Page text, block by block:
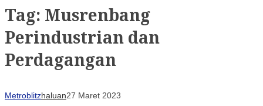
Tag: Musrenbang
Perindustrian dan
Perdagangan
Metroblitzhaluan27 Maret 2023